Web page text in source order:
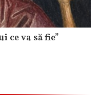
ce va să fie”